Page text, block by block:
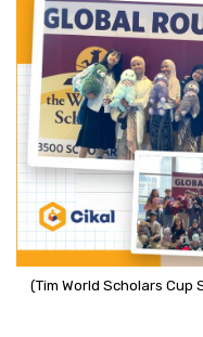
(Tim World Scholars Cup